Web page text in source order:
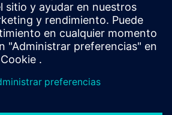
infrastructure, including